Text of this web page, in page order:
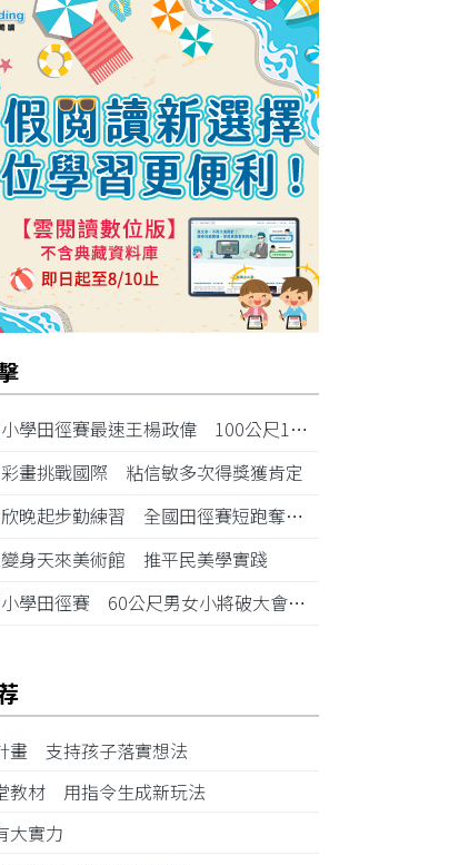
學田徑賽最速王楊政偉 100公尺11秒87奪金
畫挑戰國際 粘信敏多次得獎獲肯定
晚起步勤練習 全國田徑賽短跑奪金摘銅
身天來美術館 推平民美學實踐
學田徑賽 60公尺男女小將破大會紀錄
畫 支持孩子落實想法
教材 用指令生成新玩法
大實力